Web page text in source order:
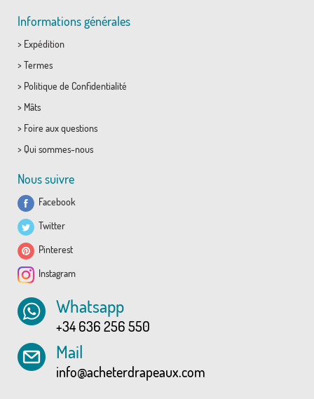
Informations générales
> Expédition
> Termes
> Politique de Confidentialité
> Mâts
> Foire aux questions
> Qui sommes-nous
Nous suivre
Facebook
Twitter
Pinterest
Instagram
Whatsapp
+34 636 256 550
Mail
info@acheterdrapeaux.com